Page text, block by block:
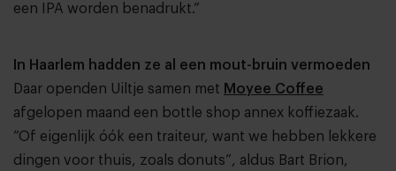
een IPA worden benadrukt.”
In Haarlem hadden ze al een mout-bruin vermoeden
Daar openden Uiltje samen met Moyee Coffee
afgelopen maand een bottle shop annex koffiezaak.
“Of eigenlijk óók een traiteur, want we hebben lekkere
dingen voor thuis, zoals donuts”, aldus Bart Brion,